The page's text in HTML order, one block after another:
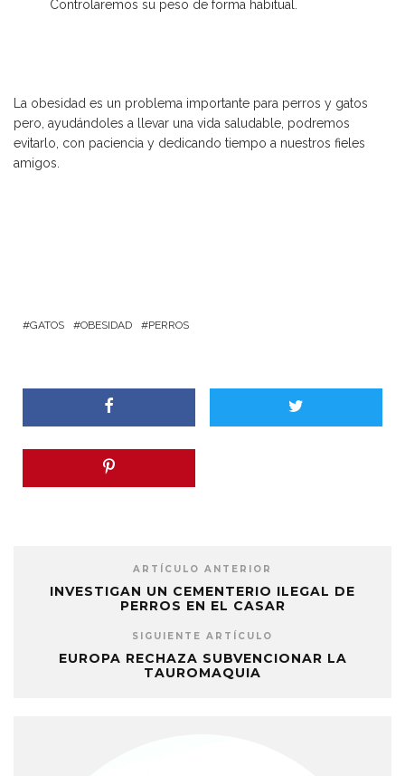
Controlaremos su peso de forma habitual.
La obesidad es un problema importante para perros y gatos
pero, ayudándoles a llevar una vida saludable, podremos
evitarlo, con paciencia y dedicando tiempo a nuestros fieles
amigos.
GATOS OBESIDAD PERROS
ARTÍCULO ANTERIOR
INVESTIGAN UN CEMENTERIO ILEGAL DE
PERROS EN EL CASAR
SIGUIENTE ARTÍCULO
EUROPA RECHAZA SUBVENCIONAR LA
TAUROMAQUIA